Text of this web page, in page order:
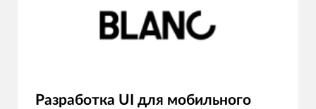
Разработка UI для мобильного